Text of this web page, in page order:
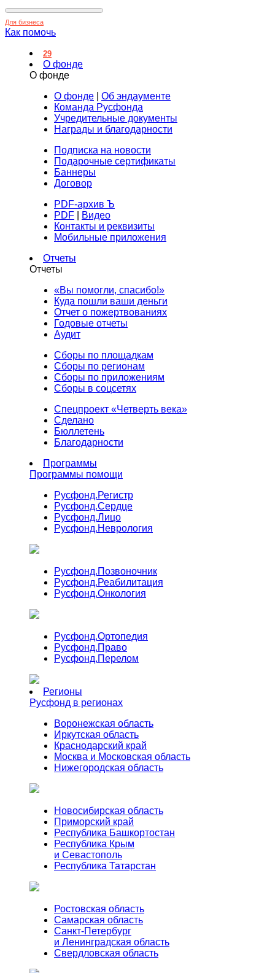
Для бизнеса
Как помочь
29
О фонде
О фонде
О фонде
Об эндаументе
Команда Русфонда
Учредительные документы
Награды и благодарности
Подписка на новости
Подарочные сертификаты
Баннеры
Договор
PDF-архив Ъ
PDF
Видео
Контакты и реквизиты
Мобильные приложения
Отчеты
Отчеты
«Вы помогли, спасибо!»
Куда пошли ваши деньги
Отчет о пожертвованиях
Годовые отчеты
Аудит
Сборы по площадкам
Сборы по регионам
Сборы по приложениям
Сборы в соцсетях
Спецпроект «Четверть века»
Сделано
Бюллетень
Благодарности
Программы
Программы помощи
Русфонд.Регистр
Русфонд.Сердце
Русфонд.Лицо
Русфонд.Неврология
Русфонд.Позвоночник
Русфонд.Реабилитация
Русфонд.Онкология
Русфонд.Ортопедия
Русфонд.Право
Русфонд.Перелом
Регионы
Русфонд в регионах
Воронежская область
Иркутская область
Краснодарский край
Москва и Московская область
Нижегородская область
Новосибирская область
Приморский край
Республика Башкортостан
Республика Крым
и Севастополь
Республика Татарстан
Ростовская область
Самарская область
Санкт-Петербург
и Ленинградская область
Свердловская область